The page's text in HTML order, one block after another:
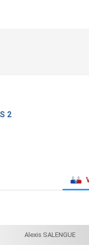
2
Alexis SALENGUE